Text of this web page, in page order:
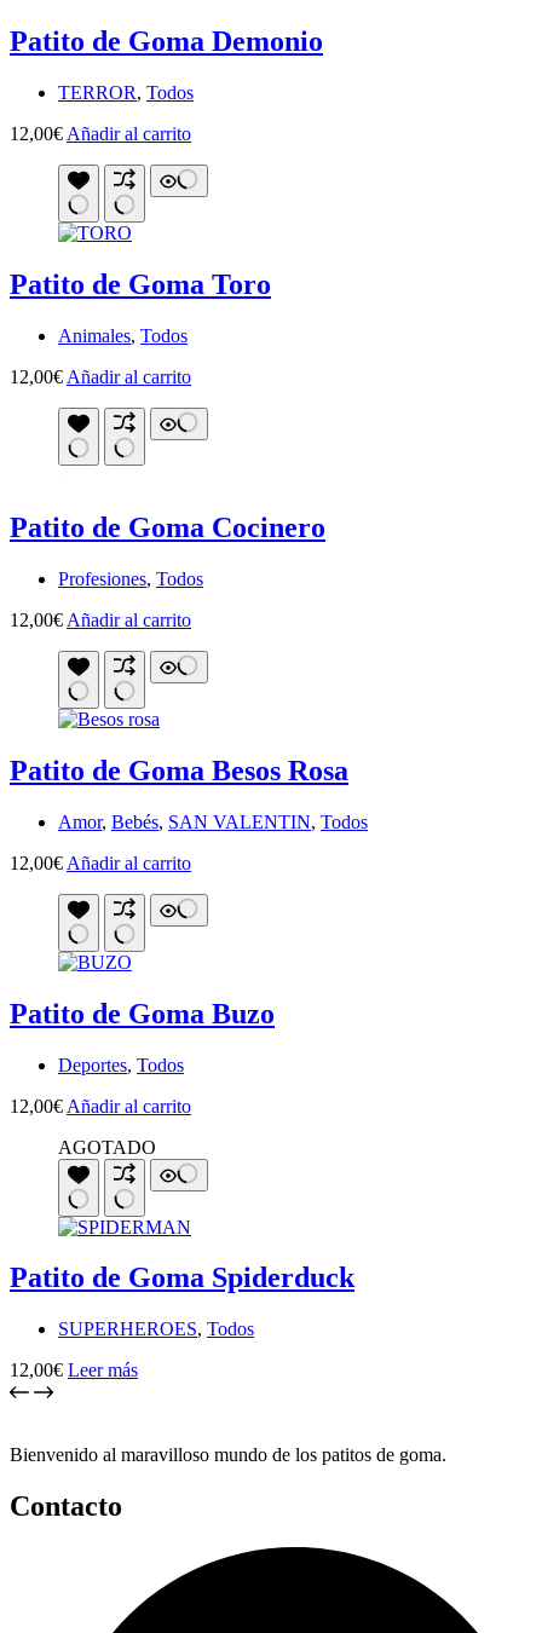
Patito de Goma Demonio
TERROR, Todos
12,00€ Añadir al carrito
Patito de Goma Toro
Animales, Todos
12,00€ Añadir al carrito
Patito de Goma Cocinero
Profesiones, Todos
12,00€ Añadir al carrito
Patito de Goma Besos Rosa
Amor, Bebés, SAN VALENTIN, Todos
12,00€ Añadir al carrito
Patito de Goma Buzo
Deportes, Todos
12,00€ Añadir al carrito
AGOTADO
Patito de Goma Spiderduck
SUPERHEROES, Todos
12,00€ Leer más
Bienvenido al maravilloso mundo de los patitos de goma.
Contacto